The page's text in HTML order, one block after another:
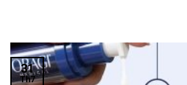
31
Th7